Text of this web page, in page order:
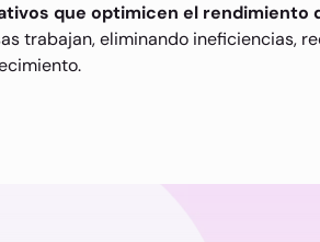
que optimicen el rendimiento
trabajan, eliminando ineficiencias,